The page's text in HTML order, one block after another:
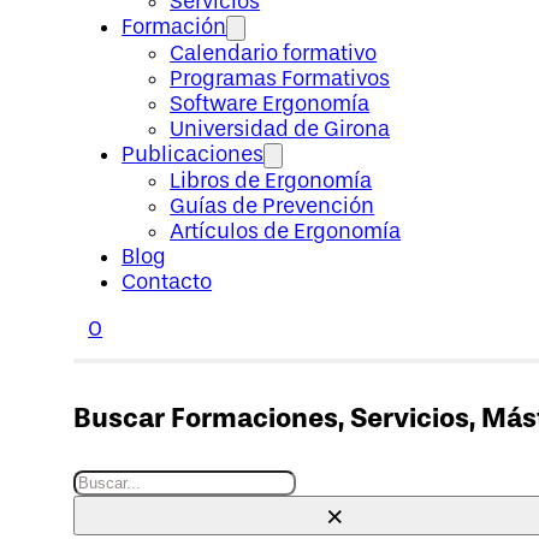
Formación
Calendario formativo
Programas Formativos
Software Ergonomía
Universidad de Girona
Publicaciones
Libros de Ergonomía
Guías de Prevención
Artículos de Ergonomía
Blog
Contacto
0
Buscar Formaciones, Servicios,
Buscar
×